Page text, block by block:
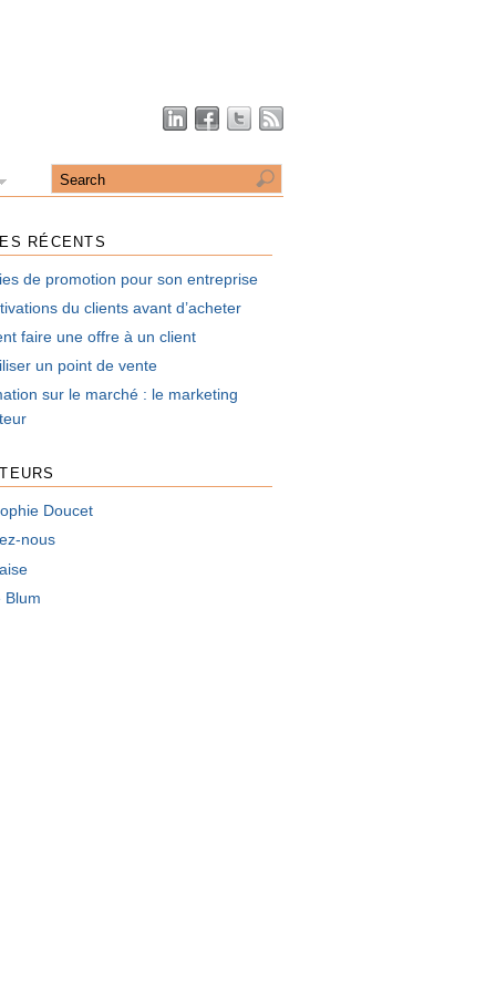
RÉCENTS
de promotion pour son entreprise
du clients avant d’acheter
faire une offre à un client
un point de vente
sur le marché : le marketing
Doucet
nous
Blum